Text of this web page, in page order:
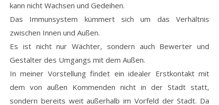
kann nicht Wachsen und Gedeihen.
Das Immunsystem kümmert sich um das Verhältnis
zwischen Innen und Außen.
Es ist nicht nur Wächter, sondern auch Bewerter und
Gestalter des Umgangs mit dem Außen.
In meiner Vorstellung findet ein idealer Erstkontakt mit
dem von außen Kommenden nicht in der Stadt statt,
sondern bereits weit außerhalb im Vorfeld der Stadt. Da